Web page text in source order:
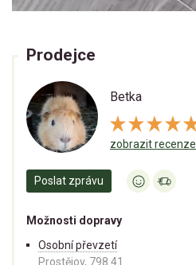
Prodejce
Betka
zobrazit recenze
Poslat zprávu
Možnosti dopravy
Osobní převzetí
Prostějov, 798 41